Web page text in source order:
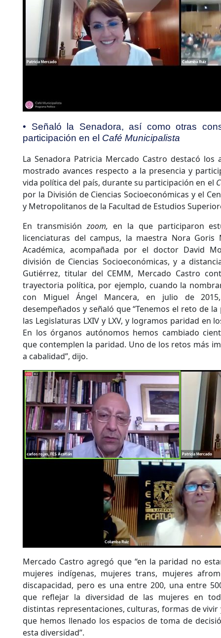
• Señaló la Senadora, así como otras
participación en el Café Municipalista
La Senadora Patricia Mercado Castro destacó los
mostrado avances respecto a la presencia y
vida política del país, durante su participación en el
por la División de Ciencias Socioeconómicas y el
y Metropolitanos de la Facultad de Estudios
En transmisiónzoom, en la que participaron
licenciaturas del campus, la maestra Nora Goris
Académica, acompañada por el doctor David
división de Ciencias Socioeconómicas, y a
Gutiérrez, titular del CEMM, Mercado Castro
trayectoria política, por ejemplo, cuando la
con Miguel Ángel Mancera, en julio de
desempeñados y señaló que “Tenemos el reto de
las Legislaturas LXIV y LXV, y logramos paridad en
En los órganos autónomos hemos cambiado
que contemplen la paridad. Uno de los retos más
a cabalidad”, dijo.
Mercado Castro agregó que “en la paridad no
mujeres indígenas, mujeres trans, mujeres
discapacidad, pero es una entre 200, una entre
que reflejar la diversidad de las mujeres en
distintas representaciones, culturas, formas de
que hemos llenado los espacios de toma de
esta diversidad”.